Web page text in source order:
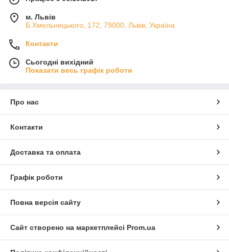
м. Львів
Б.Хмельницького, 172, 79000, Львів, Україна
Контакти
Сьогодні вихідний
Показати весь графік роботи
Про нас
Контакти
Доставка та оплата
Графік роботи
Повна версія сайту
Сайт створено на маркетплейсі Prom.ua